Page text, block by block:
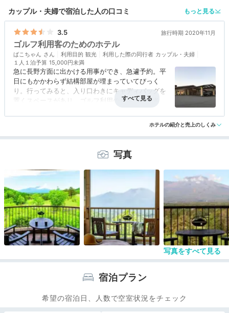
浅間山を眺めながら温泉浴。開放感たっぷりのおしゃれ
な温泉棟
和洋様々な料理を楽しめる、ガラス張りの絶景レストラ
ン
宿泊体験やホテル公式からのコメントあり
カップル・夫婦で宿泊した人の口コミ もっと見る
3.5 旅行時期 2020年11月
ゴルフ利用客のためのホテル
ばこちゃん 利用目的 観光 利用した際の同行者 カップル・夫婦
１人１泊予算 15,000円未満
急に長野方面に出かける用事ができ、急遽予約。平
日にもかかわらず結構部屋が埋まっていてびっく
り。行ってみると、入り口わきにキャディバッグを
置くスペースがあり、ゴルフ利用のお客さんが多い
ロビーには暖炉があり、ちょっとした山岳リゾート
風。温泉はあるが、別棟でなんとモノレールに乗っ
ていく。モノレール乗り場は暖房が効いているが、
そこまでホテルから数メートル歩かなくてはなら
ず、冬は寒いだろうなと思う。コロナ対策のため脱
衣所にタオル類はおかず、フロントからタオルセッ
トをもらっていくやり方になっていた。タオルだけ
でなく、脱衣所にはアメニティ類が一切なく、化粧
品等は自分でもっていく必要あり。個包装の綿や綿
棒ぐらい置いてもいいのではないかと思った。
部屋は普通だが、バルコニーがあって浅間山を正面
に眺められるような造り。ミニバーはないが、館内
全体的にゴルフ利用客のためのホテルという感じ、
なければ宿泊代はちょっと高い気がする。
アクセス 3.0 コスパ 3.0 客室 3.0 接客対応 4.0 風呂 4.0
ホテルの紹介と売上のしくみ
写真
写真をすべて見る
宿泊プラン
希望の宿泊日、人数で空室状況をチェック